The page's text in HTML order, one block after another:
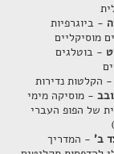
- ביוגרפיות
מוסיקליים
- בוטלגים
הקלטות נדירות
- מוסיקה מימי
של הפופ העברי
ב'- המדריך